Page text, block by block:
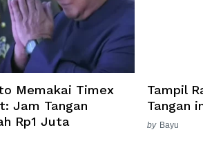
Memakai Timex
Jam Tangan
Rp1 Juta
Tampil
Tangan
by Bayu